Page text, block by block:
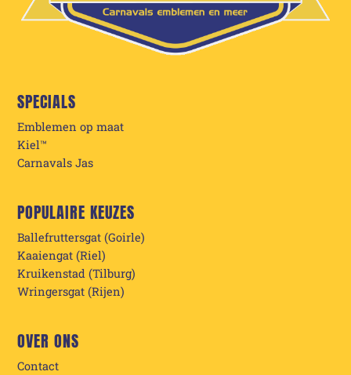
SPECIALS
Emblemen op maat
Kiel™
Carnavals Jas
POPULAIRE KEUZES
Ballefruttersgat (Goirle)
Kaaiengat (Riel)
Kruikenstad (Tilburg)
Wringersgat (Rijen)
OVER ONS
Contact